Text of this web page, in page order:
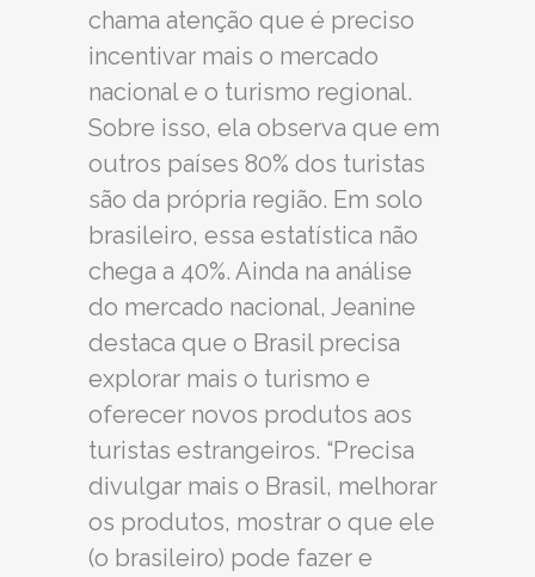
chama atenção que é preciso
incentivar mais o mercado
nacional e o turismo regional.
Sobre isso, ela observa que em
outros países 80% dos turistas
são da própria região. Em solo
brasileiro, essa estatística não
chega a 40%. Ainda na análise
do mercado nacional, Jeanine
destaca que o Brasil precisa
explorar mais o turismo e
oferecer novos produtos aos
turistas estrangeiros. “Precisa
divulgar mais o Brasil, melhorar
os produtos, mostrar o que ele
(o brasileiro) pode fazer e